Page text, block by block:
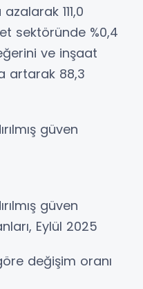
111,0
sektöründe %0,4
ve inşaat
artarak 88,3
güven
güven
Eylül 2025
değişim oranı